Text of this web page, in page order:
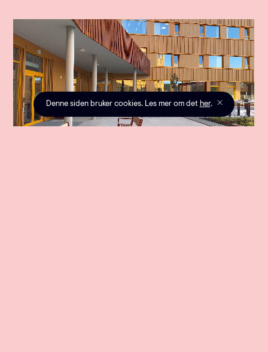
Denne siden bruker cookies. Les mer om det her.